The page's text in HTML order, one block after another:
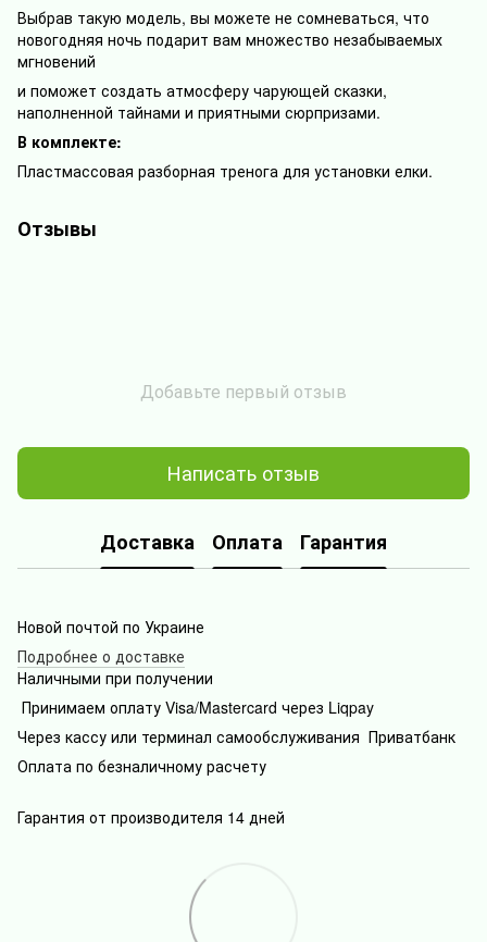
Выбрав такую модель, вы можете не сомневаться, что
новогодняя ночь подарит вам множество незабываемых
мгновений
и поможет создать атмосферу чарующей сказки,
наполненной тайнами и приятными сюрпризами.
В комплекте:
Пластмассовая разборная тренога для установки елки.
Отзывы
Добавьте первый отзыв
Написать отзыв
Доставка Оплата Гарантия
Новой почтой по Украине
Подробнее о доставке
Наличными при получении
Принимаем оплату Visa/Mastercard через Liqpay
Через кассу или терминал самообслуживания Приватбанк
Оплата по безналичному расчету
Гарантия от производителя 14 дней